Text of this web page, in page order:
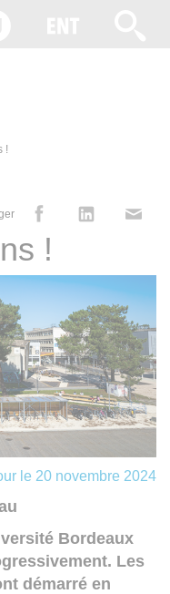
!
!
le 20 novembre 2024
Bordeaux
Les
démarré en